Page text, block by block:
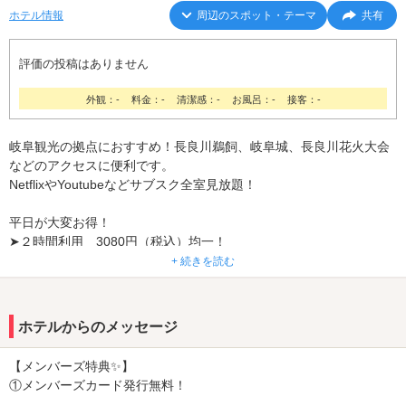
ホテル情報
周辺のスポット・テーマ 共有
評価の投稿はありません
外観：- 料金：- 清潔感：- お風呂：- 接客：-
岐阜観光の拠点におすすめ！長良川鵜飼、岐阜城、長良川花火大会
などのアクセスに便利です。
NetflixやYoutubeなどサブスク全室見放題！
平日が大変お得！
➤２時間利用 3080円（税込）均一！
➤22時IN～翌14時OUTまでゆったり宿泊 5,500円（税込）均一！
➤アルコールを含むドリンク2杯無料！ご来館された皆様対象※
➤3種の和洋食モーニング無料！ご宿泊者様限定※
換いただけます（カタログはお部屋にあります♪）
+ 続きを読む
ホテルからのメッセージ
【メンバーズ特典✨】
①メンバーズカード発行無料！